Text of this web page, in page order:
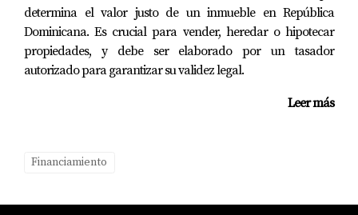
firmante dominicano puede facilitar el proceso si tu
perfil crediticio no es sólido.
¿Qué sucede si no puedo pagar mi préstamo?
Si enfrentas dificultades financieras, es importante
ofrecerte opciones como reestructuración del préstamo o
determina el valor justo de un inmueble en República
Dominicana. Es crucial para vender, heredar o hipotecar
propiedades, y debe ser elaborado por un tasador
autorizado para garantizar su validez legal.
Leer más
Financiamiento